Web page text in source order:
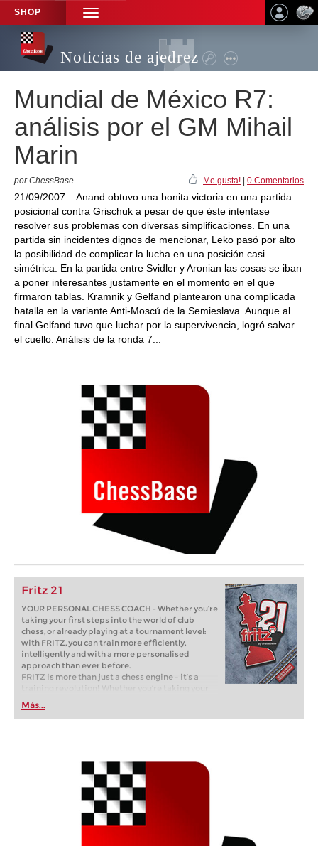
SHOP
TOGGLE
NAVIGATION
Noticias de ajedrez
Mundial de México R7:
análisis por el GM Mihail
Marin
por ChessBase Me gusta! 0 Comentarios
21/09/2007 – Anand obtuvo una bonita victoria en una partida
posicional contra Grischuk a pesar de que éste intentase
resolver sus problemas con diversas simplificaciones. En una
partida sin incidentes dignos de mencionar, Leko pasó por alto
la posibilidad de complicar la lucha en una posición casi
simétrica. En la partida entre Svidler y Aronian las cosas se iban
a poner interesantes justamente en el momento en el que
firmaron tablas. Kramnik y Gelfand plantearon una complicada
batalla en la variante Anti-Moscú de la Semieslava. Aunque al
final Gelfand tuvo que luchar por la supervivencia, logró salvar
el cuello. Análisis de la ronda 7...
Fritz 21
YOUR PERSONAL CHESS COACH - Whether you’re
taking your first steps into the world of club
chess, or already playing at a tournament level:
with FRITZ, you can train more efficiently,
intelligently and with a more personalised
approach than ever before.
FRITZ is more than just a chess engine – it’s a
training revolution! Whether you’re taking your
first steps into the world of club chess, or already
playing at a tournament level: with FRITZ, you can
train more efficiently, intelligently and with a
Más...